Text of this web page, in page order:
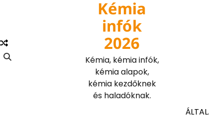
Kémia
infók
2026
Kémia, kémia infók,
kémia alapok,
kémia kezdőknek
és haladóknak.